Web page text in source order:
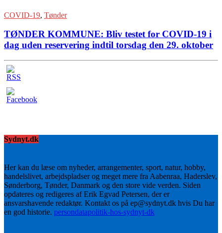
COVID-19, Tønder
TØNDER KOMMUNE: Bliv testet for COVID-19 i
dag uden reservering indtil torsdag den 29. oktober
Sydnyt.dk
Her kan du læse om nyheder, arrangementer, sport, natur, hobby,
handelslivet, arbejdspladser og meget mere fra Aabenraa, Haderslev,
Sønderborg, Tønder, Danmark og den store vide verden. Siden
opdateres og redigeres af Erik Egvad Petersen, der er
ansvarshavende redaktør. Kontakt os på ep@sydnyt.dk hvis Du har
en god historie. persondatapolitik-hos-sydnyt-dk